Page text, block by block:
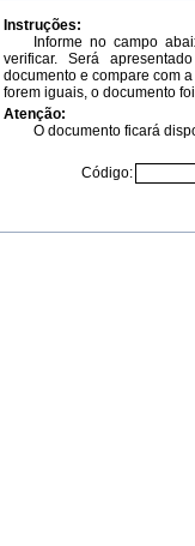
Instruções:
Informe no campo
verificar. Será
documento e compare com
forem iguais, o documento
Atenção:
O documento ficará
Código: